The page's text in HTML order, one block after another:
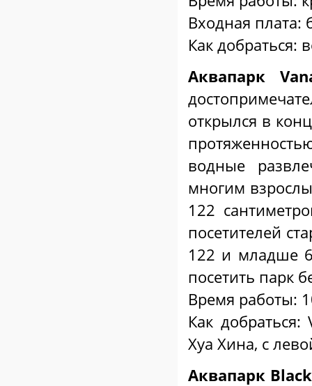
Входная плата:
Как добраться:
Аквапарк
открылся в
водные
многим
122
посетителей
122 и младше
посетить парк
Время работы:
Как
Хуа Хина, с
Аквапарк